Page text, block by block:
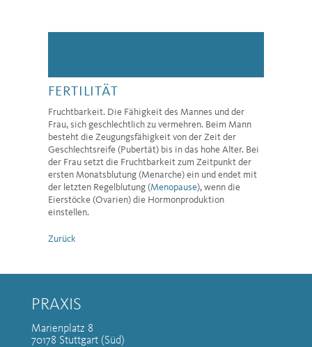
FERTILITÄT
Fruchtbarkeit. Die Fähigkeit des Mannes und der
Frau, sich geschlechtlich zu vermehren. Beim Mann
besteht die Zeugungsfähigkeit von der Zeit der
Geschlechtsreife (Pubertät) bis in das hohe Alter. Bei
der Frau setzt die Fruchtbarkeit zum Zeitpunkt der
ersten Monatsblutung (Menarche) ein und endet mit
der letzten Regelblutung (Menopause), wenn die
Eierstöcke (Ovarien) die Hormonproduktion
einstellen.
Zurück
PRAXIS
Marienplatz 8
70178 Stuttgart (Süd)